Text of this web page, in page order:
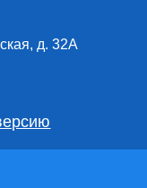
д. 32А